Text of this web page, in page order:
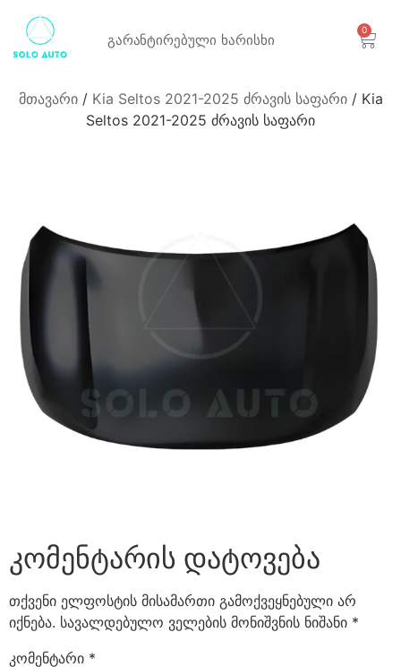
გარანტირებული ხარისხი
0
მთავარი/ Kia Seltos 2021-2025 ძრავის საფარი/ Kia
Seltos 2021-2025 ძრავის საფარი
კომენტარის დატოვება
თქვენი ელფოსტის მისამართი გამოქვეყნებული არ
იქნება. სავალდებულო ველების მონიშვნის ნიშანი *
კომენტარი *